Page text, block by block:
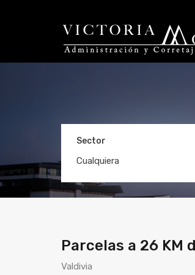
Sector
Cualquiera
Parcelas a
Parcelas a 26 KM
Valdivia